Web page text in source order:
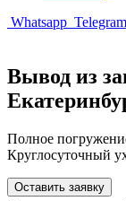
Whatsapp Telegram
Вывод из
Полное
Круглосуточный
Оставить заявку